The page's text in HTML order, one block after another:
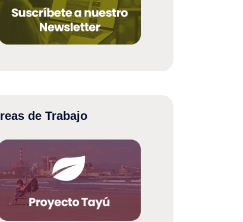
de Trabajo